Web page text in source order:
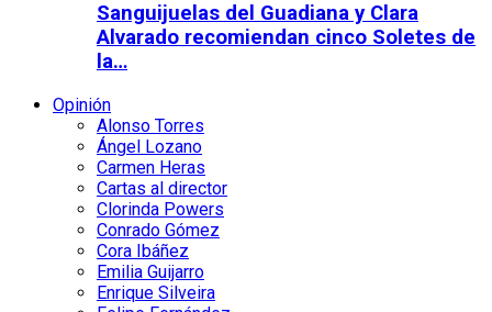
Sanguijuelas del Guadiana y Clara
Alvarado recomiendan cinco Soletes de
la…
Opinión
Alonso Torres
Ángel Lozano
Carmen Heras
Cartas al director
Clorinda Powers
Conrado Gómez
Cora Ibáñez
Emilia Guijarro
Enrique Silveira